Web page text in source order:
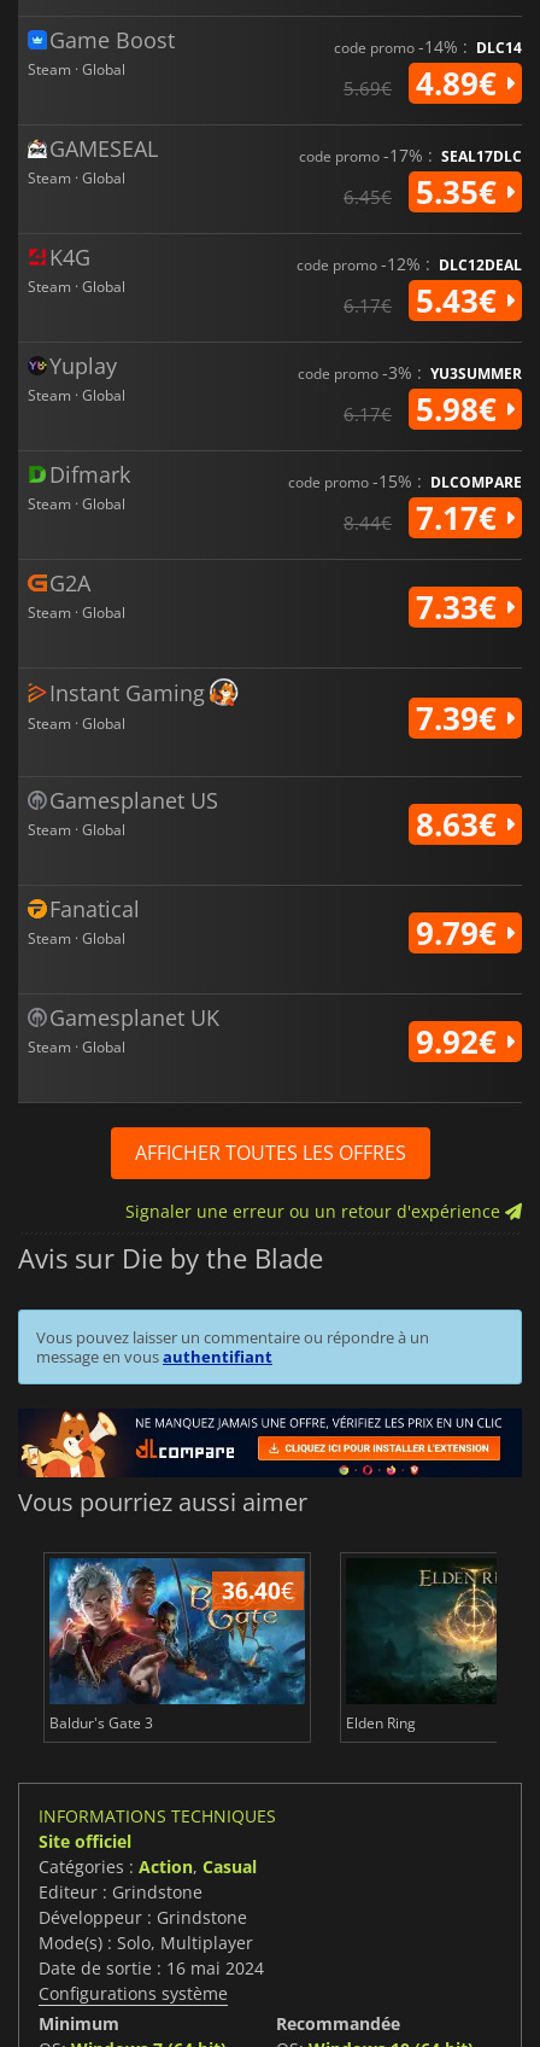
Game Boost
Steam · Global
code promo-14% : DLC14
5.69€ 4.89€
GAMESEAL
Steam · Global
code promo-17% : SEAL17DLC
6.45€ 5.35€
K4G
Steam · Global
code promo-12% : DLC12DEAL
6.17€ 5.43€
Yuplay
Steam · Global
code promo-3% : YU3SUMMER
6.17€ 5.98€
Difmark
Steam · Global
code promo-15% : DLCOMPARE
8.44€ 7.17€
G2A
Steam · Global 7.33€
Instant Gaming
Steam · Global 7.39€
Gamesplanet US
Steam · Global 8.63€
Fanatical
Steam · Global 9.79€
Gamesplanet UK
Steam · Global 9.92€
AFFICHER TOUTES LES OFFRES
Signaler une erreur ou un retour d'expérience
Avis sur Die by the Blade
Vous pouvez laisser un commentaire ou répondre à un
message en vousauthentifiant
Vous pourriez aussi aimer
36.40€
Baldur's Gate 3 Elden Ring
INFORMATIONS TECHNIQUES
Site officiel
Catégories : Action, Casual
Editeur : Grindstone
Développeur : Grindstone
Mode(s) : Solo, Multiplayer
Date de sortie : 16 mai 2024
Configurations système
Minimum
Recommandée